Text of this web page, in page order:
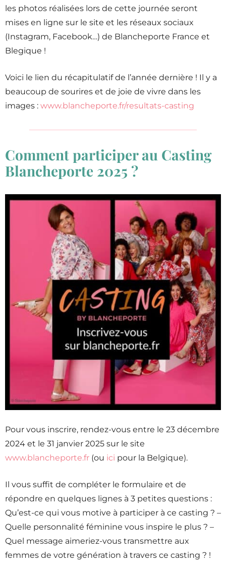
les photos réalisées lors de cette journée seront
mises en ligne sur le site et les réseaux sociaux
(Instagram, Facebook…) de Blancheporte France et
Blegique !
Voici le lien du récapitulatif de l’année dernière ! Il y a
beaucoup de sourires et de joie de vivre dans les
images : www.blancheporte.fr/resultats-casting
Comment participer au Casting
Blancheporte 2025 ?
Pour vous inscrire, rendez-vous entre le 23 décembre
2024 et le 31 janvier 2025 sur le site
www.blancheporte.fr (ou ici pour la Belgique).
Il vous suffit de compléter le formulaire et de
répondre en quelques lignes à 3 petites questions :
Qu’est-ce qui vous motive à participer à ce casting ? –
Quelle personnalité féminine vous inspire le plus ? –
Quel message aimeriez-vous transmettre aux
femmes de votre génération à travers ce casting ? !